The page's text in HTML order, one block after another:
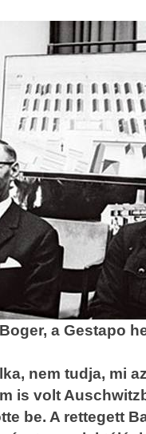
a Gestapo
nem tudja, mi
is volt
be. A rettegett